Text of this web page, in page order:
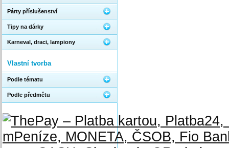
Párty příslušenství
Tipy na dárky
Karneval, draci, lampiony
Vlastní tvorba
Podle tématu
Podle předmětu